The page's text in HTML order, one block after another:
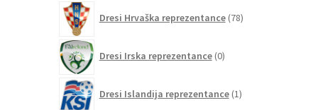
Dresi Hrvaška reprezentance 78izdelkov
Dresi Irska reprezentance 0izdelkov
Dresi Islandija reprezentance 1izdelek